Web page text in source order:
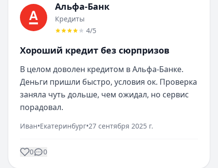
Альфа-Банк
Кредиты
4/5
Хороший кредит без сюрпризов
В целом доволен кредитом в Альфа-Банке.
Деньги пришли быстро, условия ок. Проверка
заняла чуть дольше, чем ожидал, но сервис
порадовал.
Иван•Екатеринбург•27 сентября 2025 г.
0 0